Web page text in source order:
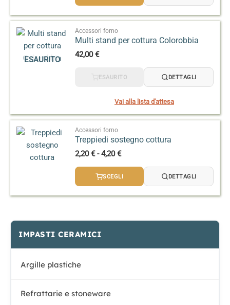
IMPASTI CERAMICI
Argille plastiche
Refrattarie e stoneware
a
ESAURITO
Accessori forno
Multi stand per cottura Colorobbia
42,00€
ESAURITO DETTAGLI
Vai alla lista d'attesa
Accessori forno
Treppiedi sostegno cottura
2,20€ - 4,20€Fascia
prezzo:
SCEGLI DETTAGLI